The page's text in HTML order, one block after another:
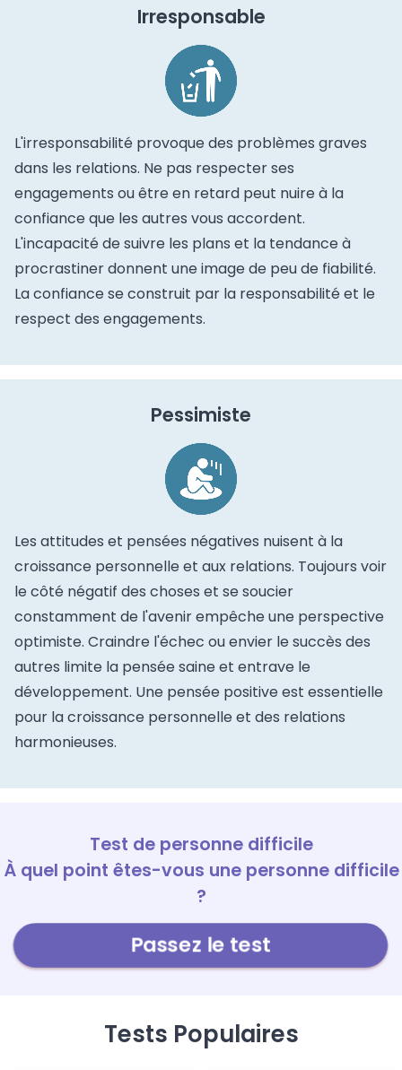
Irresponsable
L'irresponsabilité provoque des problèmes graves
dans les relations. Ne pas respecter ses
engagements ou être en retard peut nuire à la
confiance que les autres vous accordent.
L'incapacité de suivre les plans et la tendance à
procrastiner donnent une image de peu de fiabilité.
La confiance se construit par la responsabilité et le
respect des engagements.
Pessimiste
Les attitudes et pensées négatives nuisent à la
croissance personnelle et aux relations. Toujours voir
le côté négatif des choses et se soucier
constamment de l'avenir empêche une perspective
optimiste. Craindre l'échec ou envier le succès des
autres limite la pensée saine et entrave le
développement. Une pensée positive est essentielle
pour la croissance personnelle et des relations
harmonieuses.
Test de personne difficile
À quel point êtes-vous une personne difficile
?
Passez le test
Tests Populaires